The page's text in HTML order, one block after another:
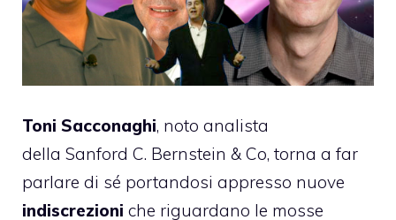
Toni Sacconaghi, noto analista
della Sanford C. Bernstein & Co, torna a far
parlare di sé portandosi appresso nuove
indiscrezioni che riguardano le mosse